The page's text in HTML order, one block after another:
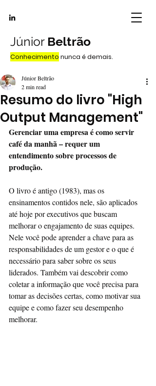
Júnior Beltrão
Conhecimento nunca é demais.
Resumo do livro "High
Output Management"
Júnior Beltrão
2 min read
Gerenciar uma empresa é como servir
café da manhã – requer um
entendimento sobre processos de
produção.
O livro é antigo (1983), mas os
ensinamentos contidos nele, são aplicados
até hoje por executivos que buscam
melhorar o engajamento de suas equipes.
Nele você pode aprender a chave para as
responsabilidades de um gestor e o que é
necessário para saber sobre os seus
liderados. Também vai descobrir como
coletar a informação que você precisa para
tomar as decisões certas, como motivar sua
equipe e como fazer seu desempenho
melhorar.